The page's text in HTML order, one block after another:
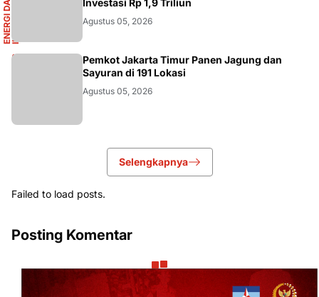
E
N
E
R
G
I
D
A
N
I
N
F
R
A
S
T
R
U
K
T
U
Investasi Rp 1,9 Triliun
Agustus 05, 2026
Pemkot Jakarta Timur Panen Jagung dan
Sayuran di 191 Lokasi
Agustus 05, 2026
Selengkapnya
Failed to load posts.
Posting Komentar